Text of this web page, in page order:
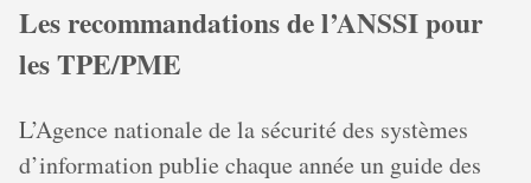
Les recommandations de l’ANSSI pour
les TPE/PME
L’Agence nationale de la sécurité des systèmes
d’information publie chaque année un guide des